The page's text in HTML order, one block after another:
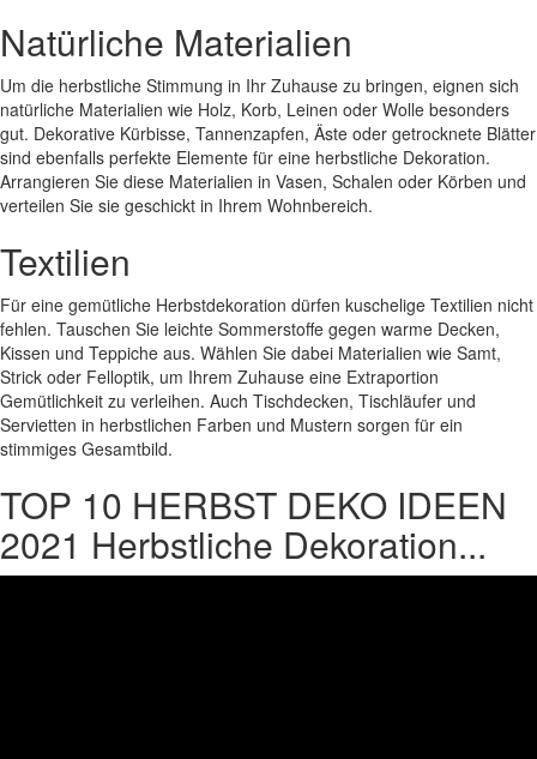
Natürliche Materialien
Um die herbstliche Stimmung in Ihr Zuhause zu bringen, eignen sich
natürliche Materialien wie Holz, Korb, Leinen oder Wolle besonders
gut. Dekorative Kürbisse, Tannenzapfen, Äste oder getrocknete Blätter
sind ebenfalls perfekte Elemente für eine herbstliche Dekoration.
Arrangieren Sie diese Materialien in Vasen, Schalen oder Körben und
verteilen Sie sie geschickt in Ihrem Wohnbereich.
Textilien
Für eine gemütliche Herbstdekoration dürfen kuschelige Textilien nicht
fehlen. Tauschen Sie leichte Sommerstoffe gegen warme Decken,
Kissen und Teppiche aus. Wählen Sie dabei Materialien wie Samt,
Strick oder Felloptik, um Ihrem Zuhause eine Extraportion
Gemütlichkeit zu verleihen. Auch Tischdecken, Tischläufer und
Servietten in herbstlichen Farben und Mustern sorgen für ein
stimmiges Gesamtbild.
TOP 10 HERBST DEKO IDEEN
2021 Herbstliche Dekoration...